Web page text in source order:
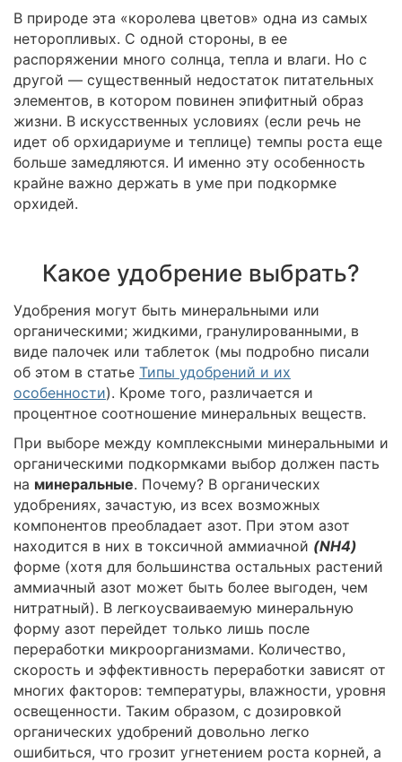
В природе эта «королева цветов» одна из самых
неторопливых. С одной стороны, в ее
распоряжении много солнца, тепла и влаги. Но с
другой — существенный недостаток питательных
элементов, в котором повинен эпифитный образ
жизни. В искусственных условиях (если речь не
идет об орхидариуме и теплице) темпы роста еще
больше замедляются. И именно эту особенность
крайне важно держать в уме при подкормке
орхидей.
Какое удобрение выбрать?
Удобрения могут быть минеральными или
органическими; жидкими, гранулированными, в
виде палочек или таблеток (мы подробно писали
об этом в статье Типы удобрений и их
особенности). Кроме того, различается и
процентное соотношение минеральных веществ.
При выборе между комплексными минеральными и
органическими подкормками выбор должен пасть
на минеральные. Почему? В органических
удобрениях, зачастую, из всех возможных
компонентов преобладает азот. При этом азот
находится в них в токсичной аммиачной (NH4)
форме (хотя для большинства остальных растений
аммиачный азот может быть более выгоден, чем
нитратный). В легкоусваиваемую минеральную
форму азот перейдет только лишь после
переработки микроорганизмами. Количество,
скорость и эффективность переработки зависят от
многих факторов: температуры, влажности, уровня
освещенности. Таким образом, с дозировкой
органических удобрений довольно легко
ошибиться, что грозит угнетением роста корней, а